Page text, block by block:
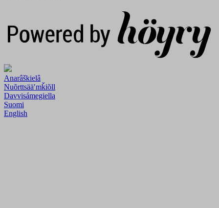
Anarâškielâ
Nuõrttsääʹmǩiõll
Davvisámegiella
Suomi
English